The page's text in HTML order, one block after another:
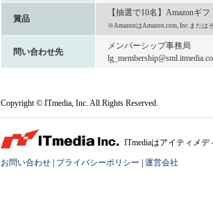
賞品
【抽選で10名】Amazonギフ
※AmazonはAmazon.com, Inc.または
問い合わせ先
メンバーシップ事務局
Copyright © ITmedia, Inc. All Rights Reserved.
ITmediaはアイティメデ
お問い合わせ プライバシーポリシー 運営会社